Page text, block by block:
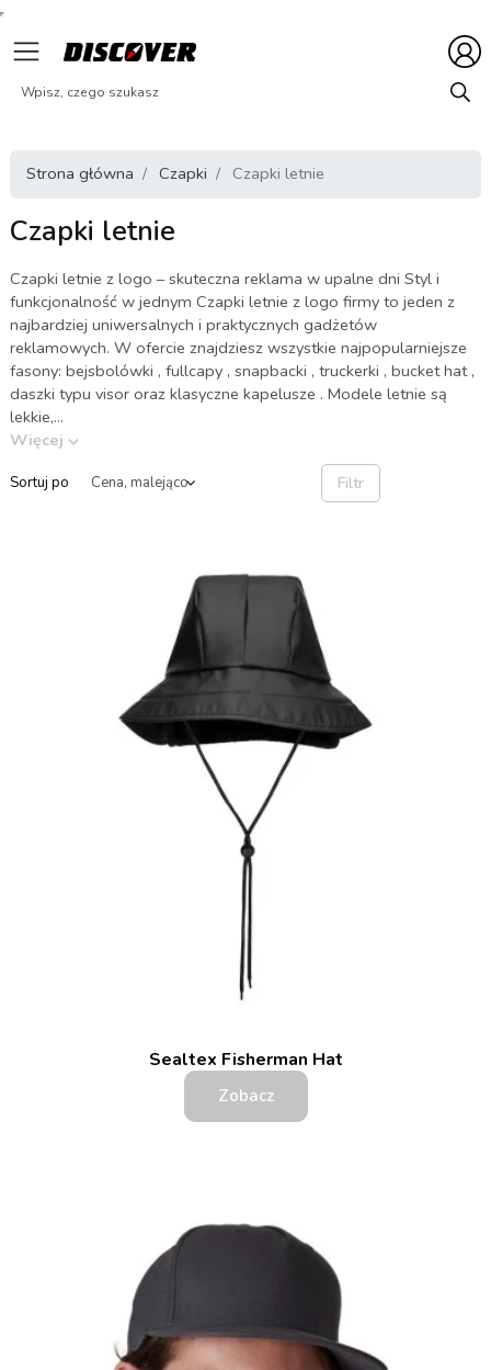
Strona główna Czapki Czapki letnie
Czapki letnie
Czapki letnie z logo – skuteczna reklama w upalne dni Styl i
funkcjonalność w jednym Czapki letnie z logo firmy to jeden z
najbardziej uniwersalnych i praktycznych gadżetów
reklamowych. W ofercie znajdziesz wszystkie najpopularniejsze
fasony: bejsbolówki , fullcapy , snapbacki , truckerki , bucket hat ,
daszki typu visor oraz klasyczne kapelusze . Modele letnie są
lekkie,...
Więcej
Sortuj po Filtr
Sealtex Fisherman Hat
Zobacz